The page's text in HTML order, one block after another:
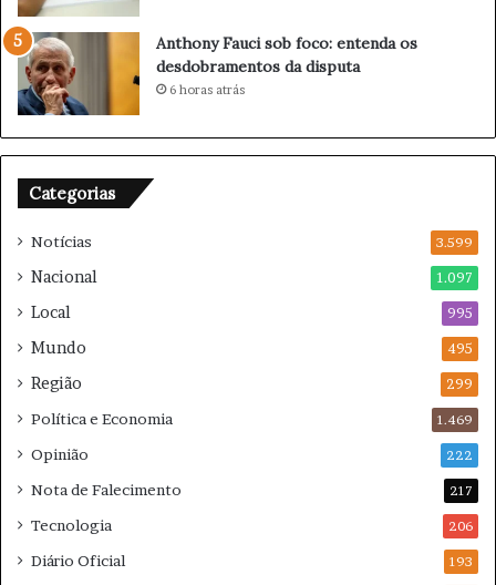
f
o
r
ç
a
t
v
l
c
Anthony Fauci sob foco: entenda os
desdobramentos da disputa
6 horas atrás
Categorias
Notícias 3.599
Nacional 1.097
Local 995
Mundo 495
Região 299
Política e Economia 1.469
Opinião 222
Nota de Falecimento 217
Tecnologia 206
Diário Oficial 193